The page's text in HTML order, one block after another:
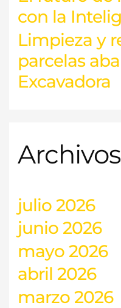
con la
Limpieza y
parcelas
Excavadora
Archivos
julio 2026
junio 2026
mayo 2026
abril 2026
marzo 2026